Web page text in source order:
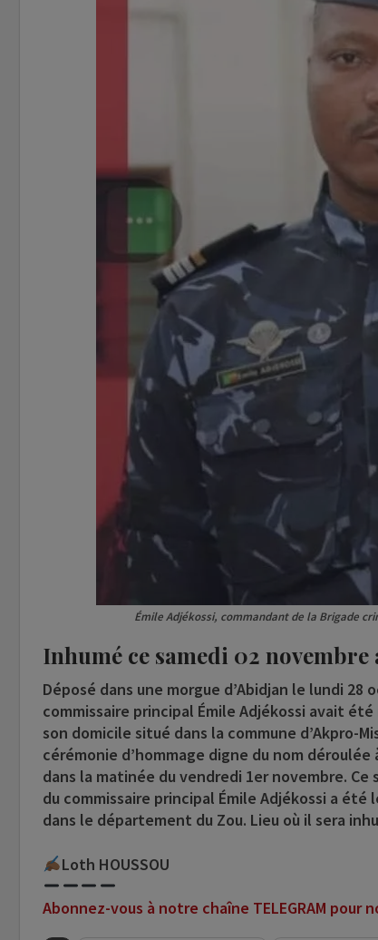
Émile Adjékossi, commandant de la Brigade
Inhumé ce samedi 02 novembre
Déposé dans une morgue d’Abidjan le lundi
commissaire principal Émile Adjékossi avait
son domicile situé dans la commune d’Akpro-
cérémonie d’hommage digne du nom
dans la matinée du vendredi 1er novembre.
du commissaire principal Émile Adjékossi a
dans le département du Zou. Lieu où il sera
Loth HOUSSOU
Abonnez-vous à notre chaîne TELEGRAM pour